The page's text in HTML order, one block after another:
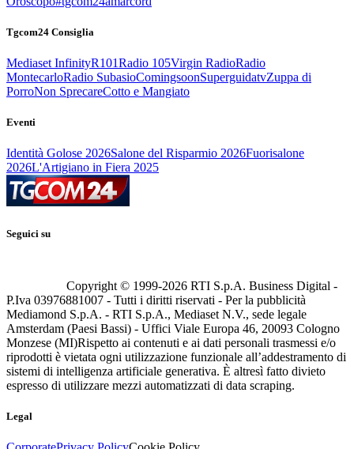
Tgcom24 Consiglia
Mediaset InfinityR101Radio 105Virgin RadioRadio
MontecarloRadio SubasioComingsoonSuperguidatvZuppa di
PorroNon SprecareCotto e Mangiato
Eventi
Identità Golose 2026Salone del Risparmio 2026Fuorisalone
2026L'Artigiano in Fiera 2025
Seguici su
Copyright © 1999-2026 RTI S.p.A. Business Digital -
P.Iva 03976881007 - Tutti i diritti riservati - Per la pubblicità
Mediamond S.p.A. - RTI S.p.A., Mediaset N.V., sede legale
Amsterdam (Paesi Bassi) - Uffici Viale Europa 46, 20093 Cologno
Monzese (MI)Rispetto ai contenuti e ai dati personali trasmessi e/o
riprodotti è vietata ogni utilizzazione funzionale all’addestramento di
sistemi di intelligenza artificiale generativa. È altresì fatto divieto
espresso di utilizzare mezzi automatizzati di data scraping.
Legal